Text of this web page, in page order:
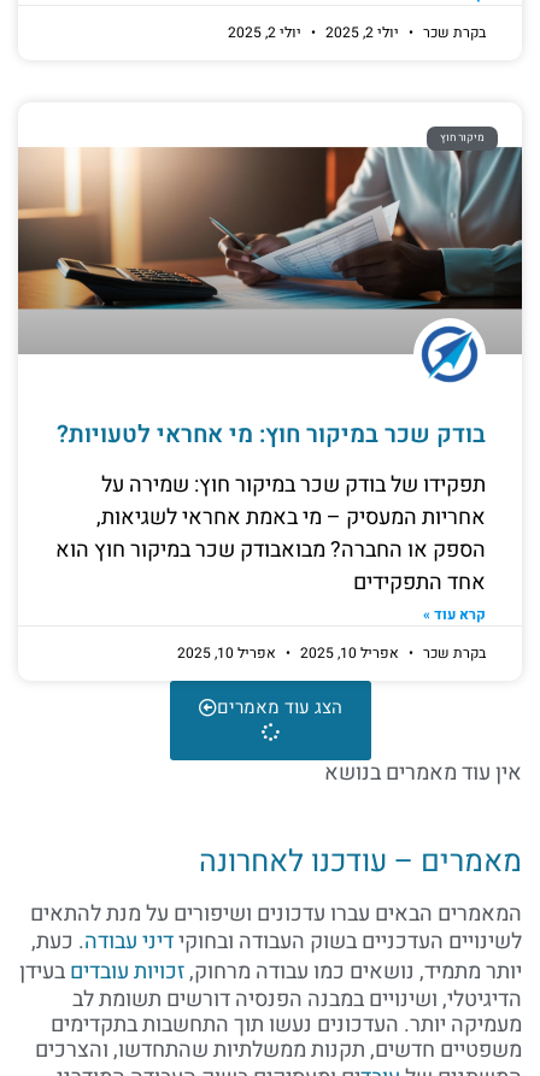
בקרת שכר
יולי 2, 2025 יולי 2, 2025
מיקור חוץ
בודק שכר במיקור חוץ: מי אחראי לטעויות?
תפקידו של בודק שכר במיקור חוץ: שמירה על
אחריות המעסיק – מי באמת אחראי לשגיאות,
הספק או החברה? מבואבודק שכר במיקור חוץ הוא
אחד התפקידים
קרא עוד »
בקרת שכר
אפריל 10, 2025 אפריל 10, 2025
הצג עוד מאמרים
אין עוד מאמרים בנושא
מאמרים – עודכנו לאחרונה
המאמרים הבאים עברו עדכונים ושיפורים על מנת להתאים
לשינויים העדכניים בשוק העבודה ובחוקידיני עבודה. כעת,
יותר מתמיד, נושאים כמו עבודה מרחוק,זכויות עובדיםבעידן
הדיגיטלי, ושינויים במבנה הפנסיה דורשים תשומת לב
מעמיקה יותר. העדכונים נעשו תוך התחשבות בתקדימים
משפטיים חדשים, תקנות ממשלתיות שהתחדשו, והצרכים